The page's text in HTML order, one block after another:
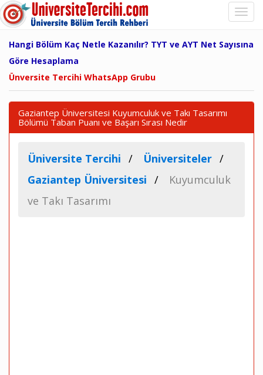
Hangi Bölüm Kaç Netle Kazanılır? TYT ve AYT Net Sayısına
Göre Hesaplama
Ünversite Tercihi WhatsApp Grubu
Gaziantep Üniversitesi Kuyumculuk ve Takı Tasarımı
Bölümü Taban Puanı ve Başarı Sırası Nedir
Üniversite Tercihi
Üniversiteler
Gaziantep Üniversitesi
Kuyumculuk
ve Takı Tasarımı